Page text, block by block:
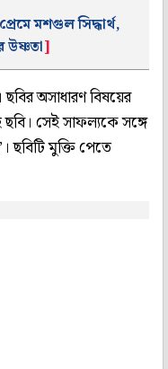
মশগুল সিদ্ধার্থ,
উষ্ণতা]
ছবির অসাধারণ বিষয়ের
সেই সাফল্যকে সঙ্গে
ছবিটি মুক্তি পেতে